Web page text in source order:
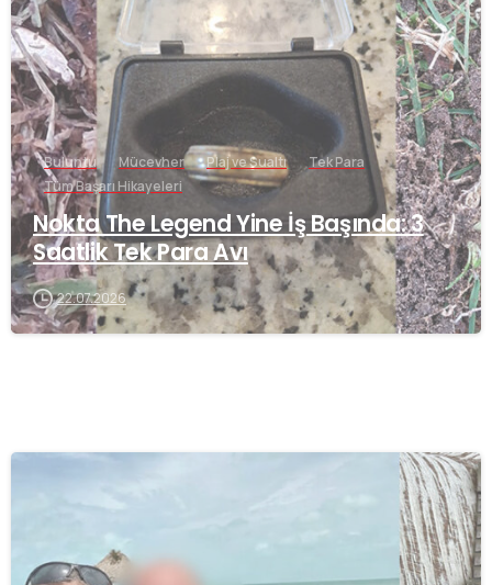
Buluntu Mücevher Plaj ve Sualtı
Tek Para
Tüm Başarı Hikayeleri
Nokta The Legend Yine İş Başında: 3
Saatlik Tek Para Avı
22.07.2026
-